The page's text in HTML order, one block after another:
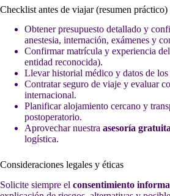
Checklist antes de viajar (resumen práctico)
Obtener presupuesto detallado y
anestesia, internación, exámenes y
Confirmar matrícula y experiencia
entidad reconocida).
Llevar historial médico y datos de los
Contratar seguro de viaje y evaluar
internacional.
Planificar alojamiento cercano y
postoperatorio.
Aprovechar nuestra asesoría gratuita
logística.
Consideraciones legales y éticas
Solicite siempre el consentimiento